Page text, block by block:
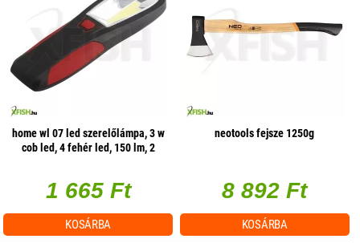
home wl 07 led szerelőlámpa, 3 w
cob led, 4 fehér led, 150 lm, 2
1 665 Ft
KOSÁRBA
neotools fejsze 1250g
8 892 Ft
KOSÁRBA